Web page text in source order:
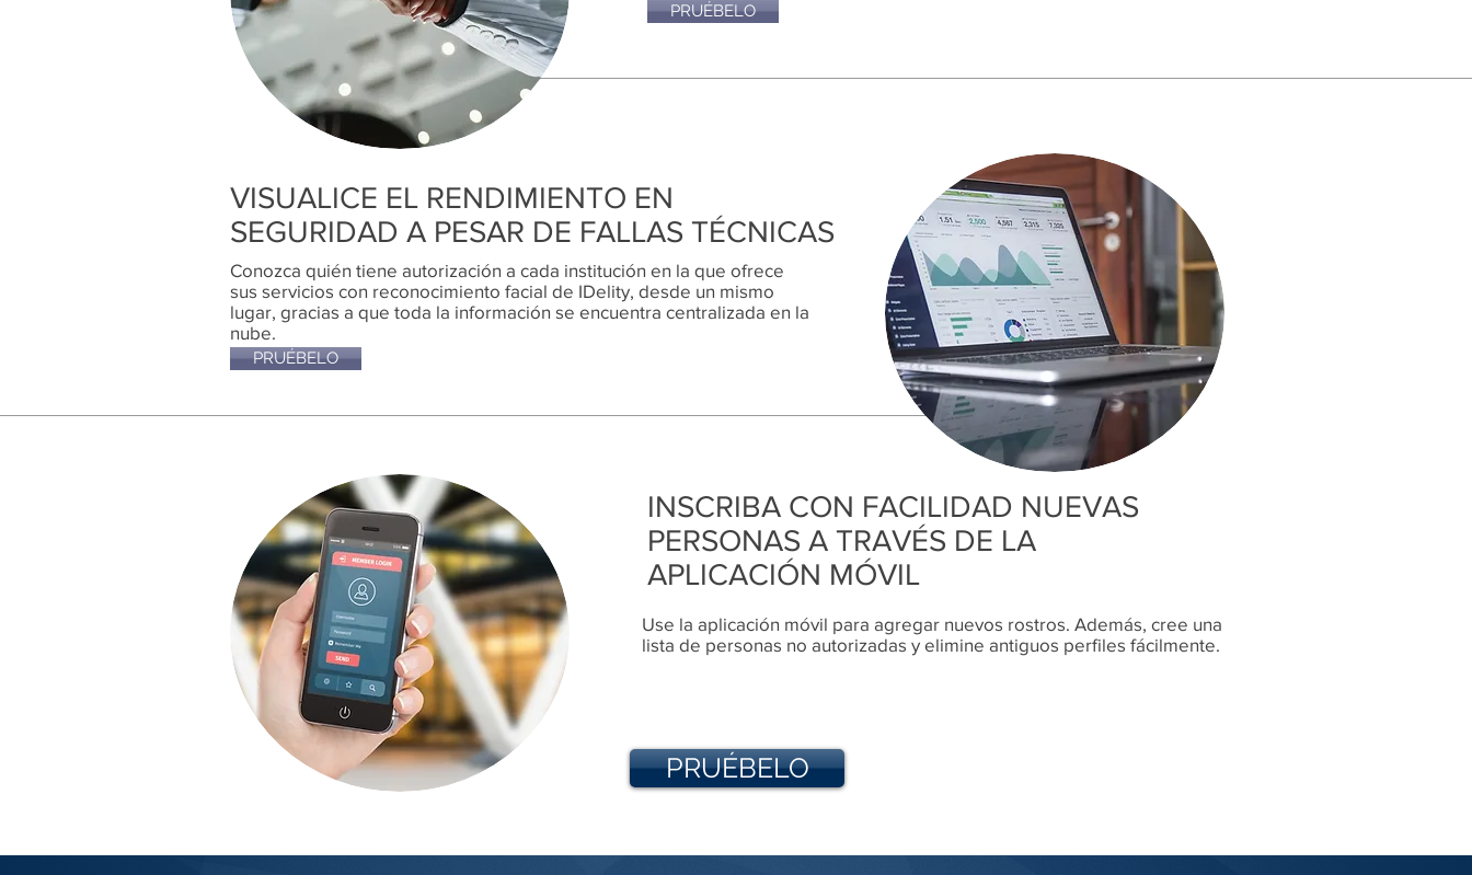
PRUÉBELO
VISUALICE EL RENDIMIENTO EN
SEGURIDAD A PESAR DE FALLAS TÉCNICAS
Conozca quién tiene autorización a cada institución en la que ofrece
sus servicios con reconocimiento facial de IDelity, desde un mismo
lugar, gracias a que toda la información se encuentra centralizada en la
nube.
PRUÉBELO
INSCRIBA CON FACILIDAD NUEVAS
PERSONAS A TRAVÉS DE LA
APLICACIÓN MÓVIL
Use la aplicación móvil para agregar nuevos rostros. Además, cree una
lista de personas no autorizadas y elimine antiguos perfiles fácilmente.
PRUÉBELO